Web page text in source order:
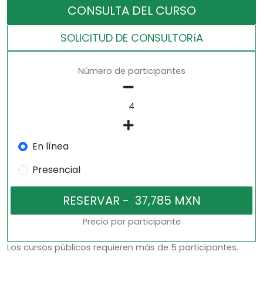
CONSULTA DEL CURSO
SOLICITUD DE CONSULTORíA
Número de participantes
En línea
Presencial
Precio por participante
Los cursos públicos requieren más de 5 participantes.